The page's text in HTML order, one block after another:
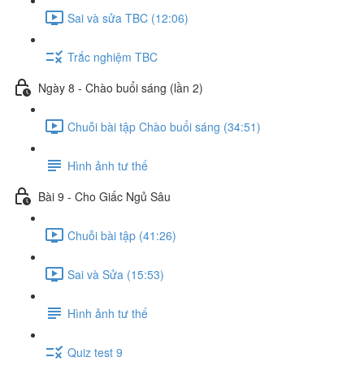
Sai và sửa TBC (12:06)
Trắc nghiệm TBC
Ngày 8 - Chào buổi sáng (lần 2)
Chuỗi bài tập Chào buổi sáng (34:51)
Hình ảnh tư thế
Bài 9 - Cho Giấc Ngủ Sâu
Chuỗi bài tập (41:26)
Sai và Sửa (15:53)
Hình ảnh tư thế
Quiz test 9